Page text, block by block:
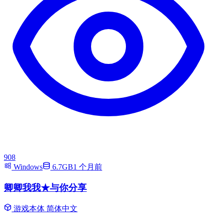
908
Windows
6.7GB1 个月前
卿卿我我★与你分享
游戏本体 简体中文